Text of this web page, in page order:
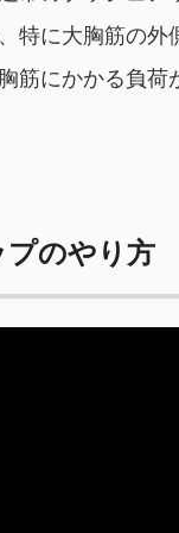
特に大胸筋の外
筋にかかる負
のやり方